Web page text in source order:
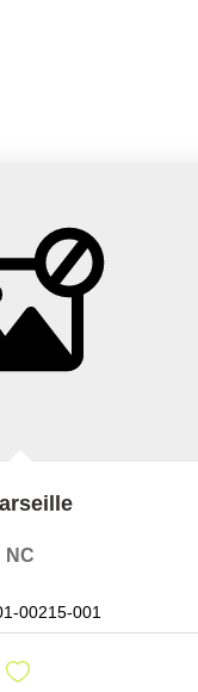
NC
00215-001